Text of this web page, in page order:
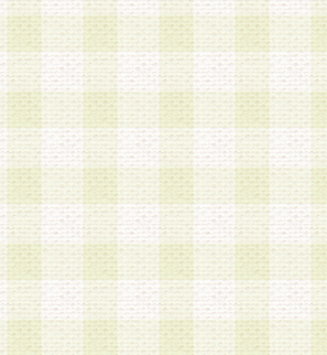
登録情報
員の登録情報に含まれる氏名・住所
員個人を識別できる情報を当社が別
」に基づき適切に取り扱うものとし
情報を以下の各号に定める目的に利
れら事項以外の目的で個人情報を利
同意を得たうえで利用するものとし
の実施または運営
に係る謝礼、景品、調査サンプル品
電話、メール等の問い合わせなどへ
らに付随する業務